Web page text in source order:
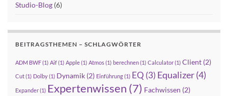
Studio-Blog (6)
BEITRAGSTHEMEN – SCHLAGWÖRTER
ADM BWF(1) Aif(1) Apple(1) Atmos(1) berechnen(1) Calculator(1) Client (2)
Cut(1) Dolby(1) Dynamik (2) Einführung(1) EQ (3) Equalizer(4)
Expander(1) Expertenwissen (7) Fachwissen (2)